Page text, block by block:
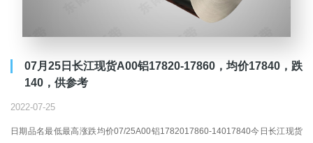
07月25日长江现货A00铝17820-17860，均价17840，跌
140，供参考
2022-07-25
日期品名最低最高涨跌均价07/25A00铝1782017860-14017840今日长江现货